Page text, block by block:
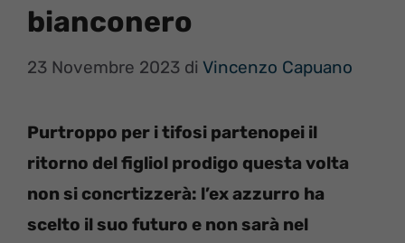
bianconero
23 Novembre 2023 di Vincenzo Capuano
Purtroppo per i tifosi partenopei il
ritorno del figliol prodigo questa volta
non si concrtizzerà: l’ex azzurro ha
scelto il suo futuro e non sarà nel